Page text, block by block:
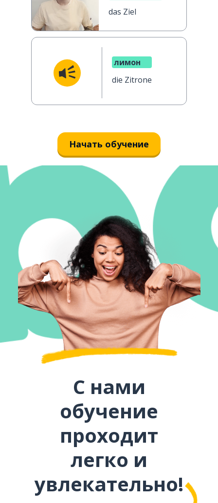
das Ziel
лимон
die Zitrone
Начать обучение
С нами
обучение
проходит
легко и
увлекательно!